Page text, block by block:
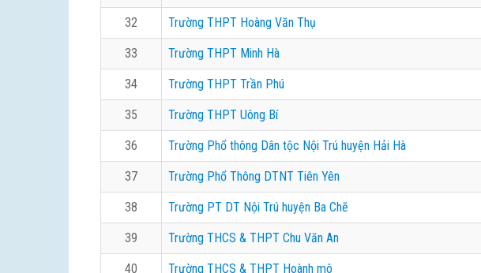
32 Trường THPT Hoàng Văn Thụ
33 Trường THPT Minh Hà
34 Trường THPT Trần Phú
35 Trường THPT Uông Bí
36 Trường Phổ thông Dân tộc Nội Trú huyện Hải Hà
37 Trường Phổ Thông DTNT Tiên Yên
38 Trường PT DT Nội Trú huyện Ba Chẽ
39 Trường THCS & THPT Chu Văn An
40 Trường THCS & THPT Hoành mô